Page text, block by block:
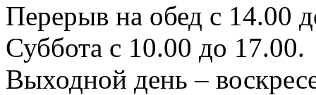
Перерыв на обед с 14.00
Суббота с 10.00 до 17.00.
Выходной день –